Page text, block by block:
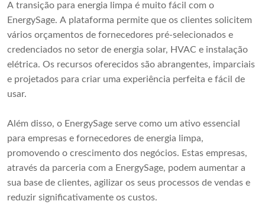
A transição para energia limpa é muito fácil com o
EnergySage. A plataforma permite que os clientes solicitem
vários orçamentos de fornecedores pré-selecionados e
credenciados no setor de energia solar, HVAC e instalação
elétrica. Os recursos oferecidos são abrangentes, imparciais
e projetados para criar uma experiência perfeita e fácil de
usar.
Além disso, o EnergySage serve como um ativo essencial
para empresas e fornecedores de energia limpa,
promovendo o crescimento dos negócios. Estas empresas,
através da parceria com a EnergySage, podem aumentar a
sua base de clientes, agilizar os seus processos de vendas e
reduzir significativamente os custos.